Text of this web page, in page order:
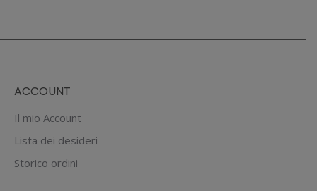
ACCOUNT
Il mio Account
Lista dei desideri
Storico ordini